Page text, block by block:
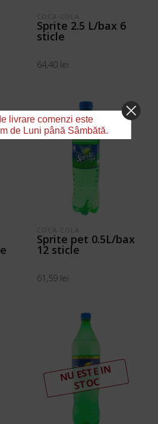
COCA-COLA
Sprite 2.5 L/bax 6
sticle
64,40 lei
COCA-COLA
Sprite pet 0.5L/bax
12 sticle
61,59 lei
N
U ESTE I
N
ST
OC
livrare comenzi este
de Luni până Sâmbătă.